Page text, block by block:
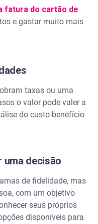
fatura do cartão de
e gastar muito mais
taxas ou uma
o valor pode valer a
do custo-benefício
uma decisão
de fidelidade, mas
com um objetivo
seus próprios
disponíveis para